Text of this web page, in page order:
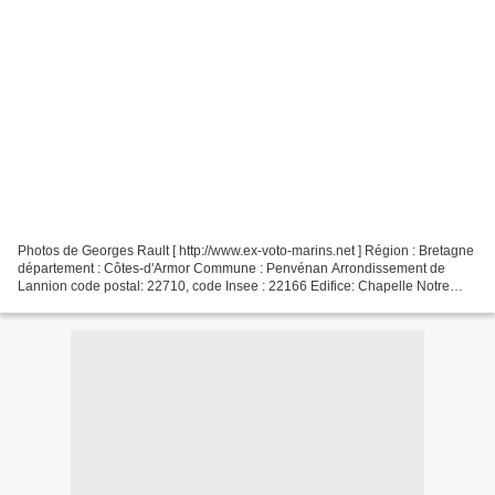
Photos de Georges Rault [ http://www.ex-voto-marins.net ] Région : Bretagne
département : Côtes-d'Armor Commune : Penvénan Arrondissement de
Lannion code postal: 22710, code Insee : 22166 Edifice: Chapelle Notre